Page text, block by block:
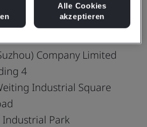
Company Limited
4
Industrial Square
Industrial Park
Alle Cookies
akzeptieren